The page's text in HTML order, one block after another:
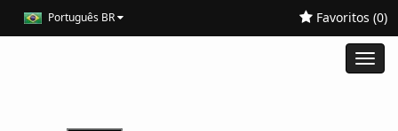
Português BR Favoritos (0)